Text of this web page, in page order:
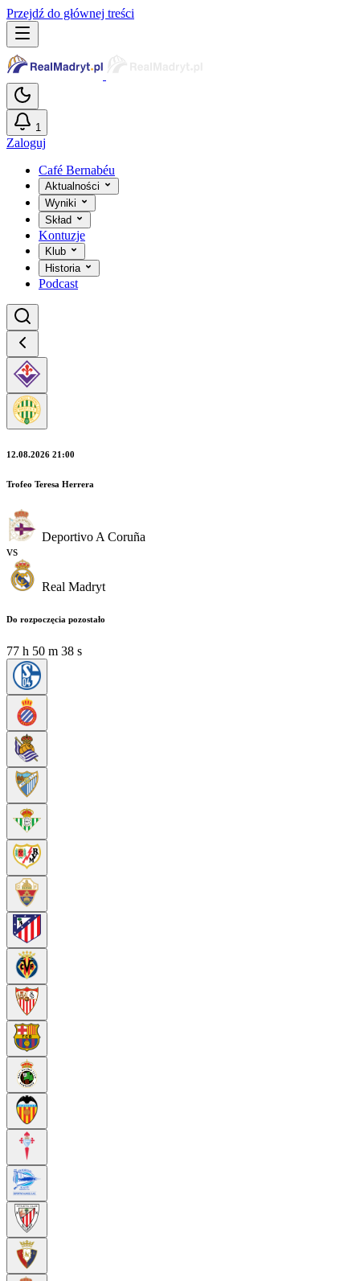
Przejdź do głównej treści
1
Zaloguj
Café Bernabéu
Aktualności
Wyniki
Skład
Kontuzje
Klub
Historia
Podcast
12.08.2026 21:00
Trofeo Teresa Herrera
Deportivo A Coruña
vs
Real Madryt
Do rozpoczęcia pozostało
77 h 50 m 36 s